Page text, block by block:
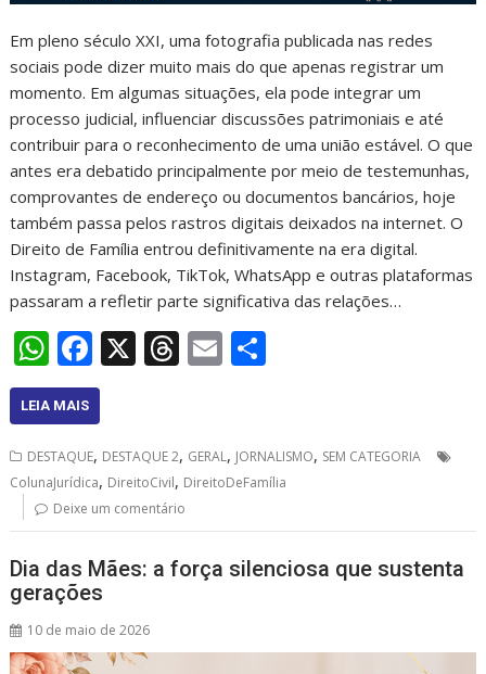
Em pleno século XXI, uma fotografia publicada nas redes
sociais pode dizer muito mais do que apenas registrar um
momento. Em algumas situações, ela pode integrar um
processo judicial, influenciar discussões patrimoniais e até
contribuir para o reconhecimento de uma união estável. O que
antes era debatido principalmente por meio de testemunhas,
comprovantes de endereço ou documentos bancários, hoje
também passa pelos rastros digitais deixados na internet. O
Direito de Família entrou definitivamente na era digital.
Instagram, Facebook, TikTok, WhatsApp e outras plataformas
passaram a refletir parte significativa das relações…
W
h
at
s
A
p
p
F
ac
e
b
o
o
k
X T
a
d
s
E
l e
LEIA MAIS
DESTAQUE, DESTAQUE 2, GERAL, JORNALISMO, SEM CATEGORIA
ColunaJurídica, DireitoCivil, DireitoDeFamília
Deixe um comentário
Dia das Mães: a força silenciosa que sustenta
gerações
10 de maio de 2026